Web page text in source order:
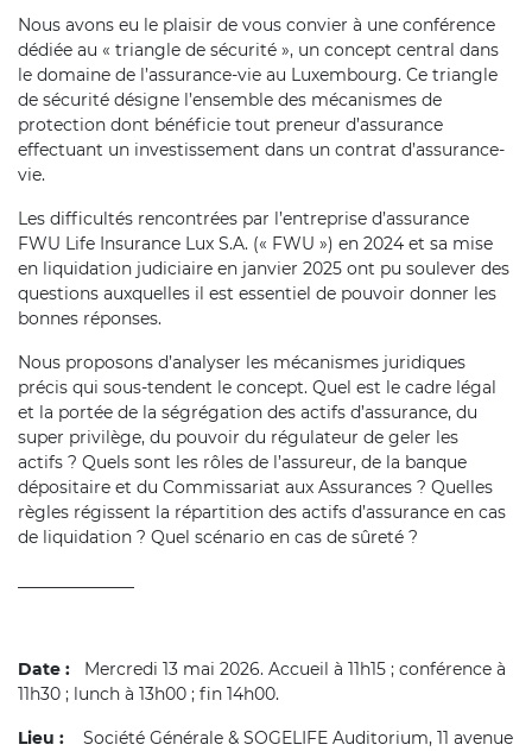
Nous avons eu le plaisir de vous convier à une conférence
dédiée au « triangle de sécurité », un concept central dans
le domaine de l’assurance-vie au Luxembourg. Ce triangle
de sécurité désigne l’ensemble des mécanismes de
protection dont bénéficie tout preneur d’assurance
effectuant un investissement dans un contrat d’assurance-
vie.
Les difficultés rencontrées par l’entreprise d’assurance
FWU Life Insurance Lux S.A. (« FWU ») en 2024 et sa mise
en liquidation judiciaire en janvier 2025 ont pu soulever des
questions auxquelles il est essentiel de pouvoir donner les
bonnes réponses.
Nous proposons d’analyser les mécanismes juridiques
précis qui sous-tendent le concept. Quel est le cadre légal
et la portée de la ségrégation des actifs d’assurance, du
super privilège, du pouvoir du régulateur de geler les
actifs ? Quels sont les rôles de l’assureur, de la banque
dépositaire et du Commissariat aux Assurances ? Quelles
règles régissent la répartition des actifs d’assurance en cas
de liquidation ? Quel scénario en cas de sûreté ?
Date :
Mercredi 13 mai 2026. Accueil à 11h15 ; conférence à
11h30 ; lunch à 13h00 ; fin 14h00.
Lieu :
Société Générale & SOGELIFE Auditorium, 11 avenue